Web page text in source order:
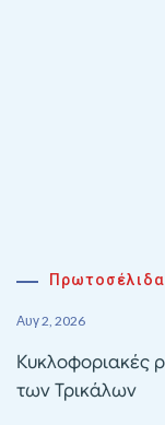
Πρωτοσέλιδα
Αυγ 2, 2026
Κυκλοφοριακές
των Τρικάλων